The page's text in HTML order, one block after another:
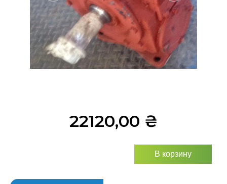
22120,00 ₴
В корзину